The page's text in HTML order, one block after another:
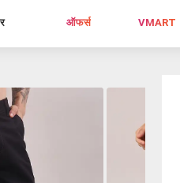
ऑफर्स VMART